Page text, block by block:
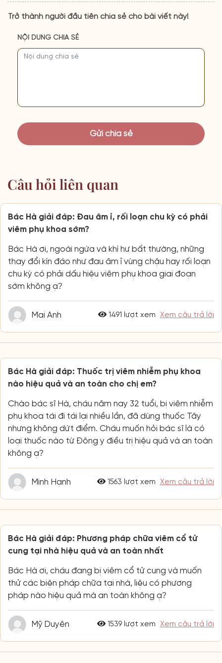
Trở thành người đầu tiên chia sẻ cho bài viết này!
NỘI DUNG CHIA SẺ
Câu hỏi liên quan
Bác Hà giải đáp: Đau âm ỉ, rối loạn chu kỳ có phải
viêm phụ khoa sớm?
Bác Hà ơi, ngoài ngứa và khí hư bất thường, những
thay đổi kín đáo như đau âm ỉ vùng chậu hay rối loạn
chu kỳ có phải dấu hiệu viêm phụ khoa giai đoạn
sớm không ạ?
Mai Anh 1491 lượt xem Xem câu trả lời
Bác Hà giải đáp: Thuốc trị viêm nhiễm phụ khoa
nào hiệu quả và an toàn cho chị em?
Chào bác sĩ Hà, cháu năm nay 32 tuổi, bị viêm nhiễm
phụ khoa tái đi tái lại nhiều lần, đã dùng thuốc Tây
nhưng không dứt điểm. Cháu muốn hỏi bác sĩ là có
loại thuốc nào từ Đông y điều trị hiệu quả và an toàn
không ạ?
Minh Hạnh 1563 lượt xem Xem câu trả lời
Bác Hà giải đáp: Phương pháp chữa viêm cổ tử
cung tại nhà hiệu quả và an toàn nhất
Bác Hà ơi, cháu đang bị viêm cổ tử cung và muốn
thử các biện pháp chữa tại nhà, liệu có phương
pháp nào hiệu quả mà an toàn không ạ?
Mỹ Duyên 1539 lượt xem Xem câu trả lời